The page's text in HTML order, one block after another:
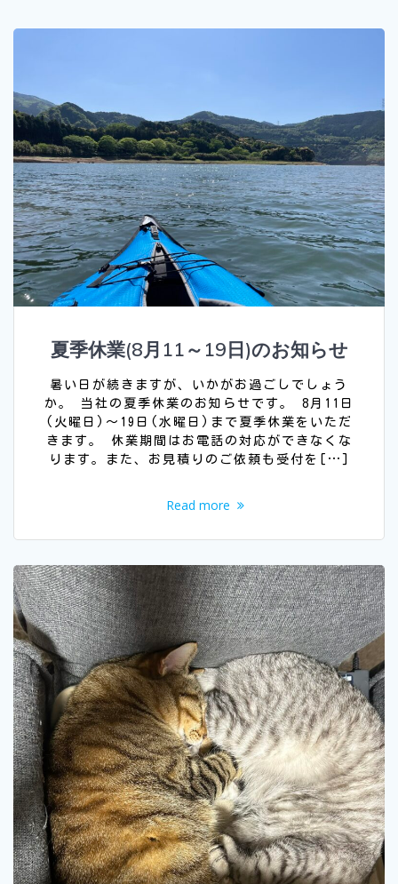
夏季休業(8月11～19日)のお知らせ
暑い日が続きますが、いかがお過ごしでしょう
か。 当社の夏季休業のお知らせです。 8月11日
(火曜日)〜19日(水曜日)まで夏季休業をいただ
きます。 休業期間はお電話の対応ができなくな
ります。また、お見積りのご依頼も受付を[…]
Read more